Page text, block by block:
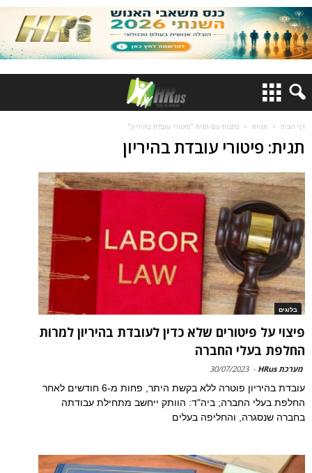
דף הבית תגיות כתבות עם תגית "פיטורי עובדת בהיריון"
תגית: פיטורי עובדת בהיריון
בלוגים
פיצוי על פיטורים שלא כדין לעובדת בהיריון למרות
החלפת בעלי החברה
מערכת HRus -
30/07/2023
עובדת בהיריון פוטרה ללא בקשת היתר, פחות מ-6 חודשים לאחר
החלפת בעלי החברה; ביה"ד: הוותק ייחשב מתחילת עבודתה
בחברה שנסגרה, והחליפה בעלים